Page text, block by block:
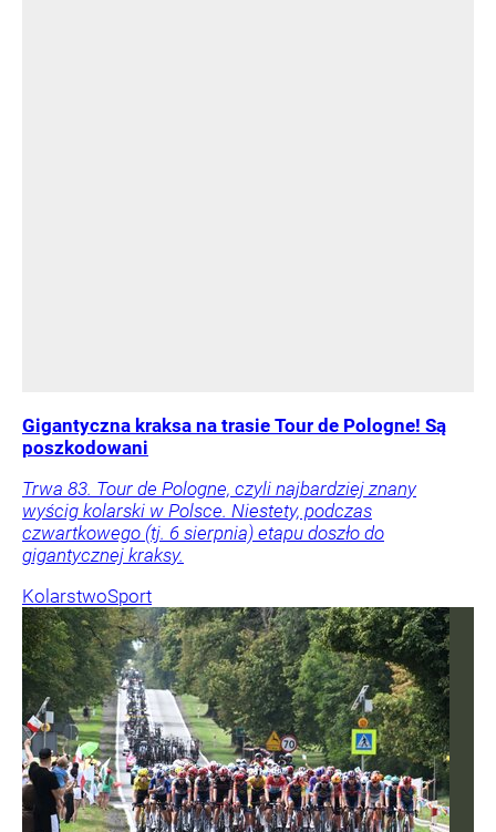
Gigantyczna kraksa na trasie Tour de Pologne! Są
poszkodowani
Trwa 83. Tour de Pologne, czyli najbardziej znany
wyścig kolarski w Polsce. Niestety, podczas
czwartkowego (tj. 6 sierpnia) etapu doszło do
gigantycznej kraksy.
KolarstwoSport